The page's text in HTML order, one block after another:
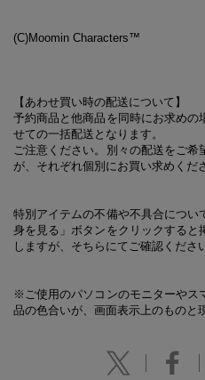
(C)Moomin Characters™
【あわせ買い時の配送について】
予約商品と他商品を同時にお求めの
せての一括配送となります。
ご注意ください。別々の配送をご
が、それぞれ個別にお買い求めくだ
特別アイテムの不備や不具合につい
身を見る」ボタンをクリックすると
しますが、そちらにてご確認くださ
※ご使用のパソコンのモニターやス
品の色合いが、画面表示上のものと